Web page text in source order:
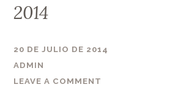
2014
20 DE JULIO DE 2014
ADMIN
LEAVE A COMMENT